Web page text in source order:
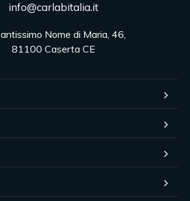
info@carlabitalia.it
Nome di Maria, 46,
81100 Caserta CE